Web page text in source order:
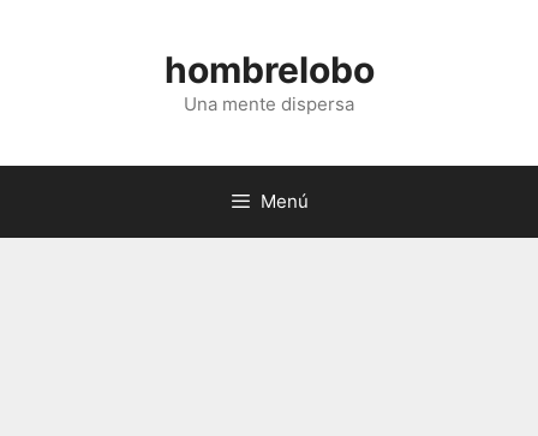
hombrelobo
Una mente dispersa
Menú